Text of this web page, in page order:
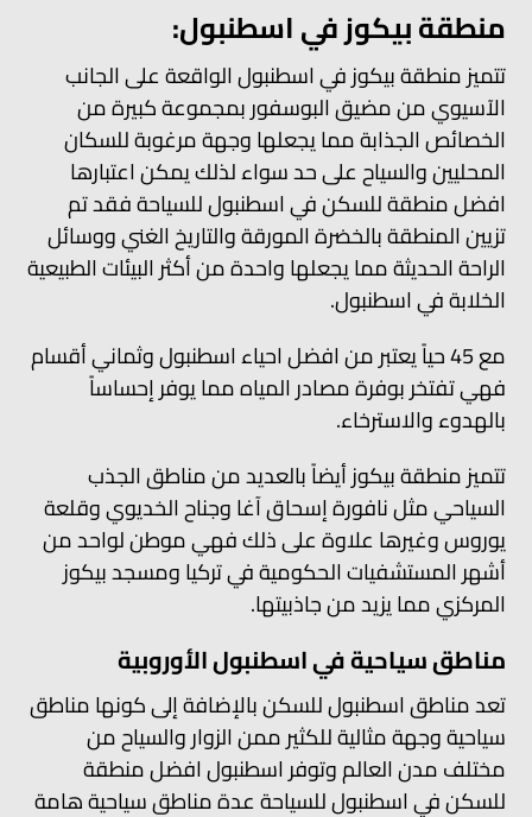
منطقة بيكوز في اسطنبول:
تتميز منطقة بيكوز في اسطنبول الواقعة على الجانب
الآسيوي من مضيق البوسفور بمجموعة كبيرة من
الخصائص الجذابة مما يجعلها وجهة مرغوبة للسكان
المحليين والسياح على حد سواء لذلك يمكن اعتبارها
افضل منطقة للسكن في اسطنبول للسياحة فقد تم
تزيين المنطقة بالخضرة المورقة والتاريخ الغني ووسائل
الراحة الحديثة مما يجعلها واحدة من أكثر البيئات الطبيعية
الخلابة في اسطنبول.
مع 45 حياً يعتبر من افضل احياء اسطنبول وثماني أقسام
فهي تفتخر بوفرة مصادر المياه مما يوفر إحساساً
بالهدوء والاسترخاء.
تتميز منطقة بيكوز أيضاً بالعديد من مناطق الجذب
السياحي مثل نافورة إسحاق آغا وجناح الخديوي وقلعة
يوروس وغيرها علاوة على ذلك فهي موطن لواحد من
أشهر المستشفيات الحكومية في تركيا ومسجد بيكوز
المركزي مما يزيد من جاذبيتها.
مناطق سياحية في اسطنبول الأوروبية
تعد مناطق اسطنبول للسكن بالإضافة إلى كونها مناطق
سياحية وجهة مثالية للكثير ممن الزوار والسياح من
مختلف مدن العالم وتوفر اسطنبول افضل منطقة
للسكن في اسطنبول للسياحة عدة مناطق سياحية هامة